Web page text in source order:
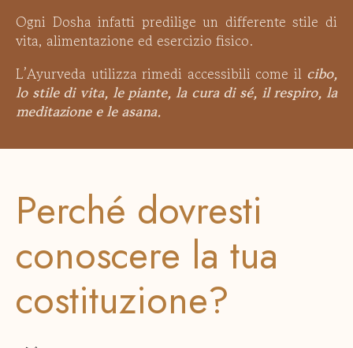
Ogni Dosha infatti predilige un differente stile di
vita, alimentazione ed esercizio fisico.
L’Ayurveda utilizza rimedi accessibili come il cibo,
lo stile di vita, le piante, la cura di sé, il respiro, la
meditazione e le asana.
Perché dovresti
conoscere la tua
costituzione?